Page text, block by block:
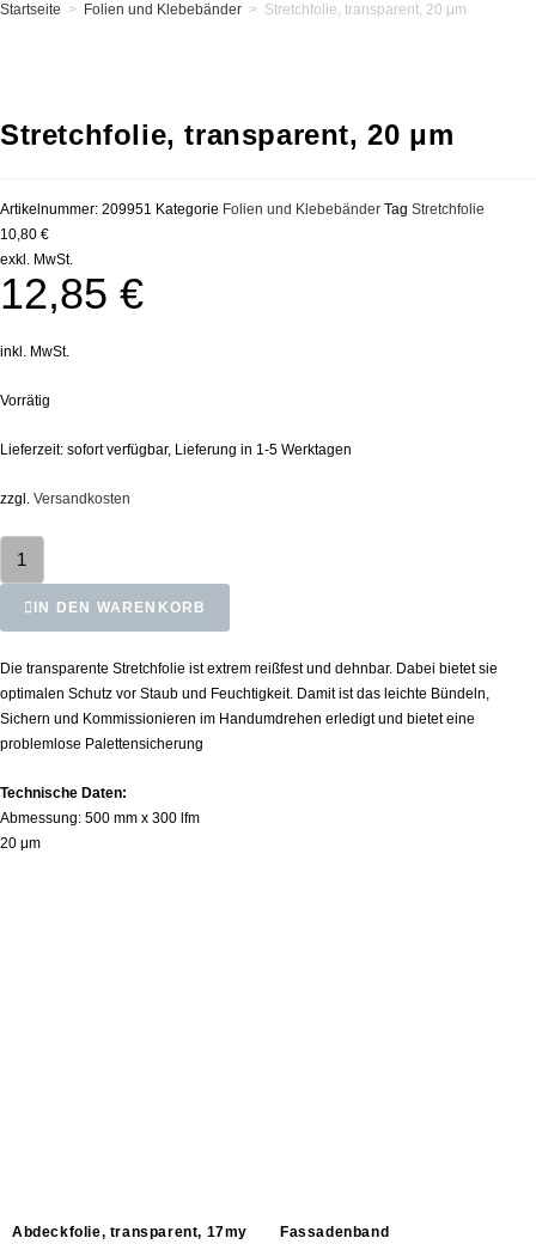
Startseite > Folien und Klebebänder > Stretchfolie, transparent, 20 μm
Stretchfolie, transparent, 20 μm
Artikelnummer: 209951 Kategorie Folien und Klebebänder Tag Stretchfolie
10,80 €
exkl. MwSt.
12,85 €
inkl. MwSt.
Vorrätig
Lieferzeit: sofort verfügbar, Lieferung in 1-5 Werktagen
zzgl. Versandkosten
IN DEN WARENKORB
Die transparente Stretchfolie ist extrem reißfest und dehnbar. Dabei bietet sie
optimalen Schutz vor Staub und Feuchtigkeit. Damit ist das leichte Bündeln,
Sichern und Kommissionieren im Handumdrehen erledigt und bietet eine
problemlose Palettensicherung
Technische Daten:
Abmessung: 500 mm x 300 lfm
20 μm
Abdeckfolie, transparent, 17my Fassadenband